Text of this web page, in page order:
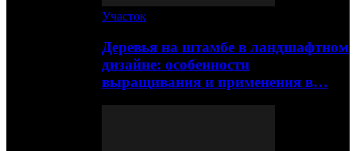
Участок
Деревья на штамбе в ландшафтном
дизайне: особенности
выращивания и применения в…